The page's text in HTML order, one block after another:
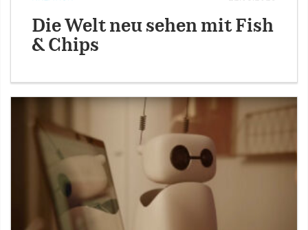
Die Welt neu sehen mit Fish
& Chips